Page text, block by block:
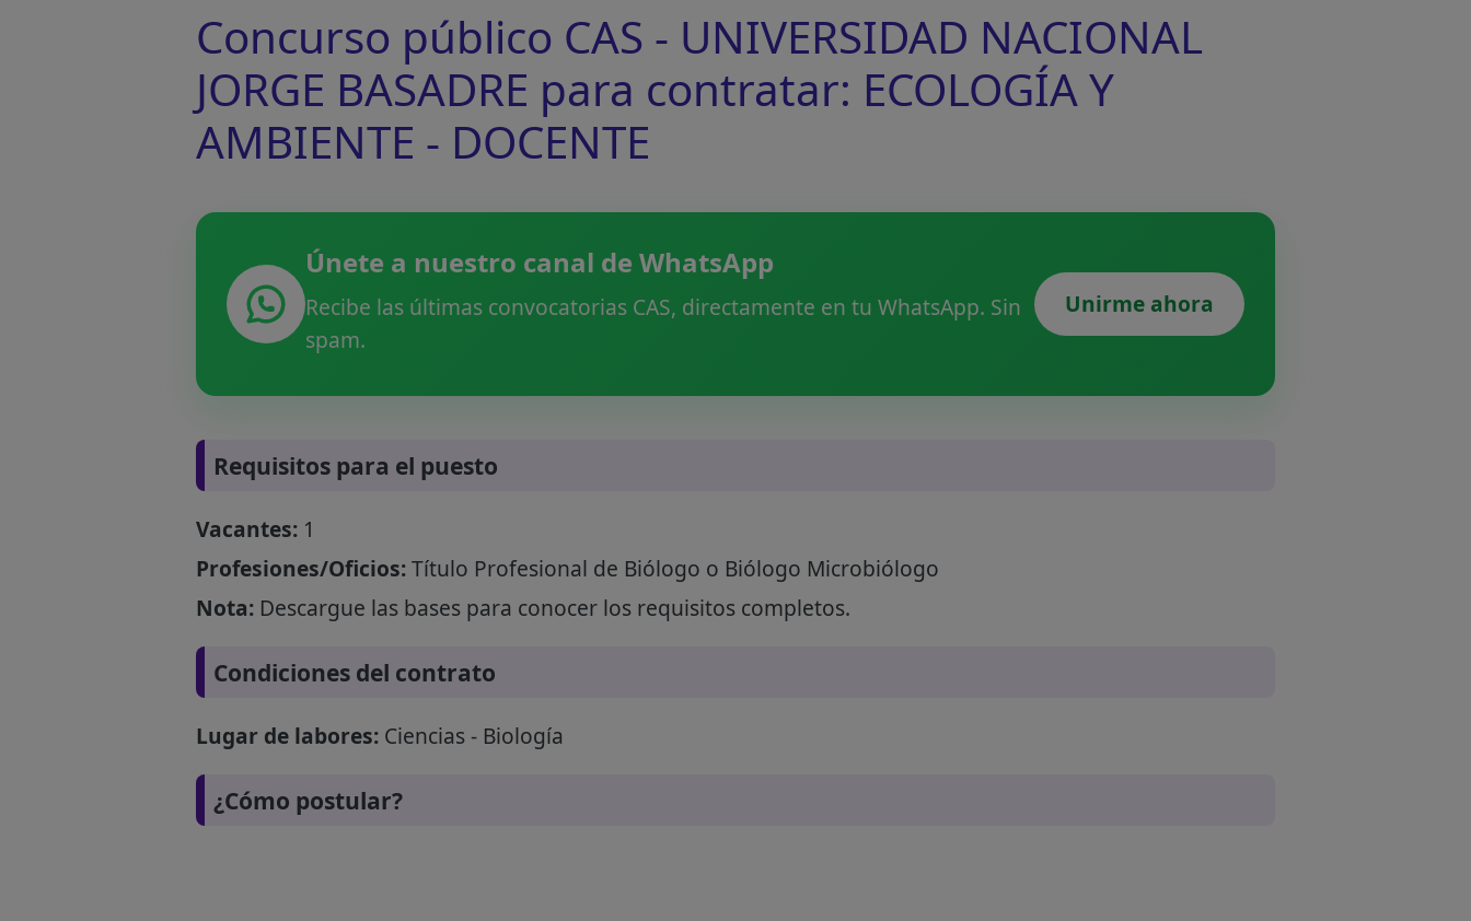
Concurso público CAS - UNIVERSIDAD NACIONAL
JORGE BASADRE para contratar: ECOLOGÍA Y
AMBIENTE - DOCENTE
Únete a nuestro canal de WhatsApp
Recibe las últimas convocatorias CAS, directamente en tu WhatsApp. Sin
spam.
Unirme ahora
Requisitos para el puesto
Vacantes:1
Profesiones/Oficios:Título Profesional de Biólogo o Biólogo Microbiólogo
Nota:Descargue las bases para conocer los requisitos completos.
Condiciones del contrato
Lugar de labores:Ciencias - Biología
¿Cómo postular?